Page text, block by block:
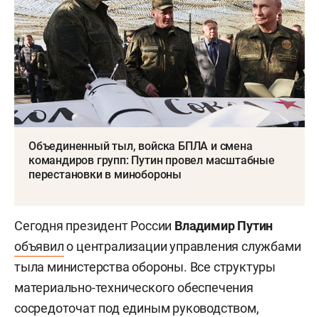
Объединенный тыл, войска БПЛА и смена
командиров групп: Путин провел масштабные
перестановки в минобороны
Сегодня президент России Владимир Путин
объявило централизации управления службами
тыла министерства обороны. Все структуры
материально-технического обеспечения
сосредоточат под единым руководством,